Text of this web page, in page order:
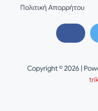
Copyright © 2026 |
Πολιτική Απορρήτου